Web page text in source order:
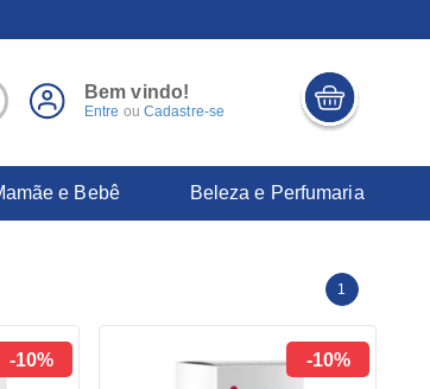
Bem vindo!
Entre ou Cadastre-se
e Bebê Beleza e Perfumaria
1
-10% -10%